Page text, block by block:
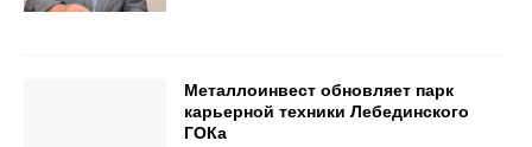
Металлоинвест обновляет парк
карьерной техники Лебединского
ГОКа